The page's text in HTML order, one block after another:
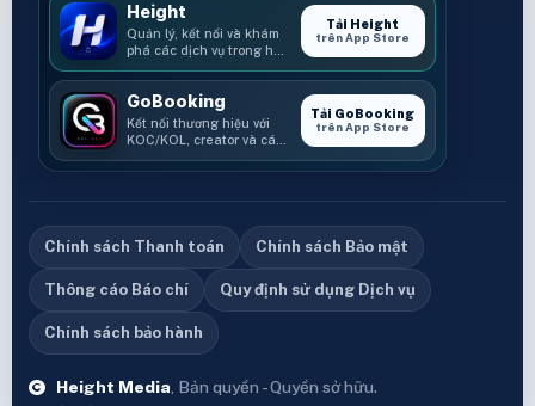
Height
Quản lý, kết nối và khám
phá các dịch vụ trong hệ
Tải Height
trên App Store
GoBooking
Kết nối thương hiệu với
KOC/KOL, creator và các
Tải GoBooking
trên App Store
Chính sách Thanh toán Chính sách Bảo mật
Thông cáo Báo chí Quy định sử dụng Dịch vụ
Chính sách bảo hành
Height Media , Bản quyền - Quyền sở hữu.